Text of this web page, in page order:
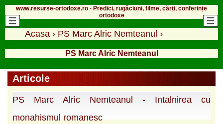
www.resurse-ortodoxe.ro - Predici, rugăciuni, filme, cărți, conferințe
ortodoxe
Acasa › PS Marc Alric Nemteanul ›
PS Marc Alric Nemteanul
Articole
PS Marc Alric Nemteanul - Intalnirea cu
monahismul romanesc